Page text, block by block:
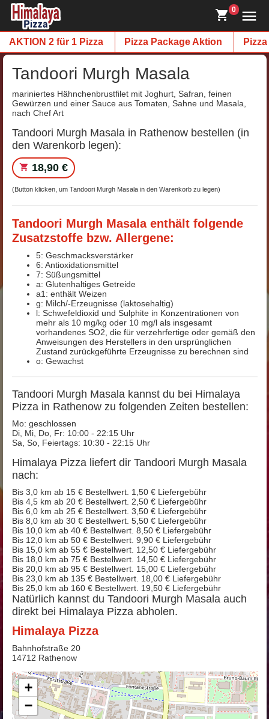
0
AKTION 2 für 1 Pizza Pizza Package Aktion Pizza
Tandoori Murgh Masala
mariniertes Hähnchenbrustfilet mit Joghurt, Safran, feinen
Gewürzen und einer Sauce aus Tomaten, Sahne und Masala,
nach Chef Art
Tandoori Murgh Masala in Rathenow bestellen (in
den Warenkorb legen):
18,90 €
(Button klicken, um Tandoori Murgh Masala in den Warenkorb zu legen)
Tandoori Murgh Masala enthält folgende
Zusatzstoffe bzw. Allergene:
5: Geschmacksverstärker
6: Antioxidationsmittel
7: Süßungsmittel
a: Glutenhaltiges Getreide
a1: enthält Weizen
g: Milch/-Erzeugnisse (laktosehaltig)
l: Schwefeldioxid und Sulphite in Konzentrationen von
mehr als 10 mg/kg oder 10 mg/l als insgesamt
vorhandenes SO2, die für verzehrfertige oder gemäß den
Anweisungen des Herstellers in den ursprünglichen
Zustand zurückgeführte Erzeugnisse zu berechnen sind
o: Gewachst
Tandoori Murgh Masala kannst du bei Himalaya
Pizza in Rathenow zu folgenden Zeiten bestellen:
Mo: geschlossen
Di, Mi, Do, Fr: 10:00 - 22:15 Uhr
Sa, So, Feiertags: 10:30 - 22:15 Uhr
Himalaya Pizza liefert dir Tandoori Murgh Masala
nach:
Bis 3,0 km ab 15 € Bestellwert. 1,50 € Liefergebühr
Bis 4,5 km ab 20 € Bestellwert. 2,50 € Liefergebühr
Bis 6,0 km ab 25 € Bestellwert. 3,50 € Liefergebühr
Bis 8,0 km ab 30 € Bestellwert. 5,50 € Liefergebühr
Bis 10,0 km ab 40 € Bestellwert. 8,50 € Liefergebühr
Bis 12,0 km ab 50 € Bestellwert. 9,90 € Liefergebühr
Bis 15,0 km ab 55 € Bestellwert. 12,50 € Liefergebühr
Bis 18,0 km ab 75 € Bestellwert. 14,50 € Liefergebühr
Bis 20,0 km ab 95 € Bestellwert. 15,00 € Liefergebühr
Bis 23,0 km ab 135 € Bestellwert. 18,00 € Liefergebühr
Bis 25,0 km ab 160 € Bestellwert. 19,50 € Liefergebühr
Natürlich kannst du Tandoori Murgh Masala auch
direkt bei Himalaya Pizza abholen.
Himalaya Pizza
Bahnhofstraße 20
14712 Rathenow
+
−